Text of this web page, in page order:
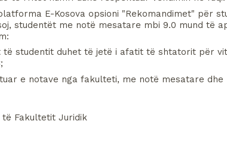
E-Kosova opsioni "Rekomandimet" për
studentët me notë mesatare mbi 9.0 mund të
e notave nga fakulteti, me notë mesatare dhe
të Fakultetit Juridik